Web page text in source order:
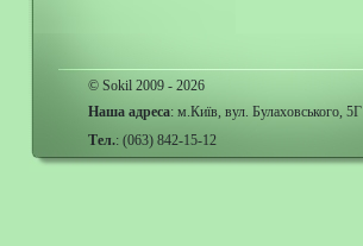
© Sokil 2009 - 2026
Наша адреса: м.Київ, вул. Булаховського, 5Г
Тел.: (063) 842-15-12